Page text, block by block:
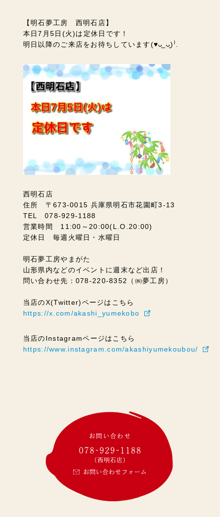
【明石夢工房 西明石店】
本日7月5日(火)は定休日です！
明日以降のご来店をお待ちしています(♥︎︎ᴗ͈ˬᴗ͈)⁾.
西明石店
住所 〒673-0015 兵庫県明石市花園町3-13
TEL 078-929-1188
営業時間 11:00～20:00(L.O.20:00)
定休日 毎週火曜日・水曜日
明石夢工房やまがた
山形県内などのイベントに週末など出店！
問い合わせ先：078-220-8352（㈱夢工房）
当店のX(Twitter)ページはこちら
https://x.com/akashi_yumekobo
当店のInstagramページはこちら
https://www.instagram.com/akashiyumekoubou/
お問い合わせ
078-929-1188
(西明石店)
お問い合わせフォーム